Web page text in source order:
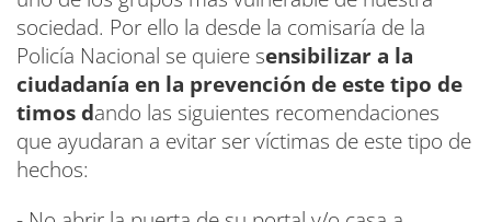
sociedad. Por ello la desde la comisaría de la
Policía Nacional se quiere sensibilizar a la
ciudadanía en la prevención de este tipo de
timos dando las siguientes recomendaciones
que ayudaran a evitar ser víctimas de este tipo de
hechos: